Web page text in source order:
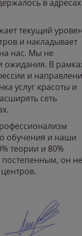
в адресах
текущий
и накладывает
нас. Мы не
ожидания. В
и
услуг красоты и
сеть
обучения и наши
теории и 80%
постепенным, он не